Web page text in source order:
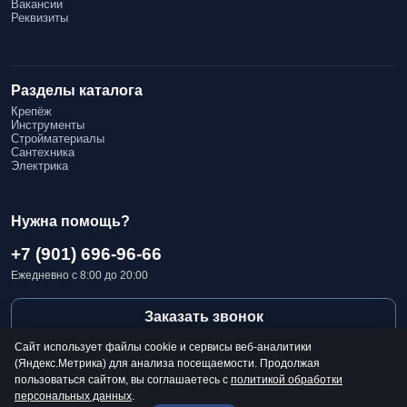
Полиуретан
Как выбрать надежное качество и по низким ценам
Сравнение предложений
Изучите несколько поставщиков и их цены.
Проверка сертификатов
Консультации с профессионалами помогут избежать ошибок
при выборе.
Вакансии
Реквизиты
Разделы каталога
Крепёж
Инструменты
Стройматериалы
Сантехника
Электрика
Нужна помощь?
+7 (901) 696-96-66
Ежедневно с 8:00 до 20:00
Заказать звонок
Сайт использует файлы cookie и сервисы веб-аналитики
(Яндекс.Метрика) для анализа посещаемости. Продолжая
пользоваться сайтом, вы соглашаетесь с политикой обработки
персональных данных.